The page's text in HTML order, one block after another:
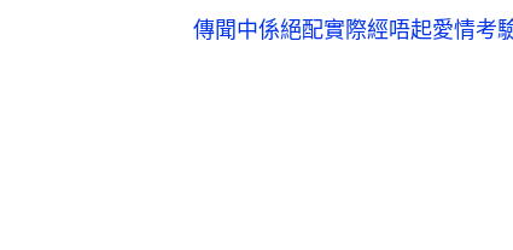
傳聞中係絕配實際經唔起愛情考